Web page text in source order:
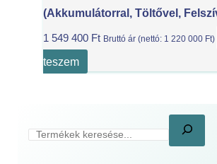
(akkumulátorral, Töltővel,
1 549 400 Ft Bruttó ár (nettó: 1 220 000 Ft)
teszem